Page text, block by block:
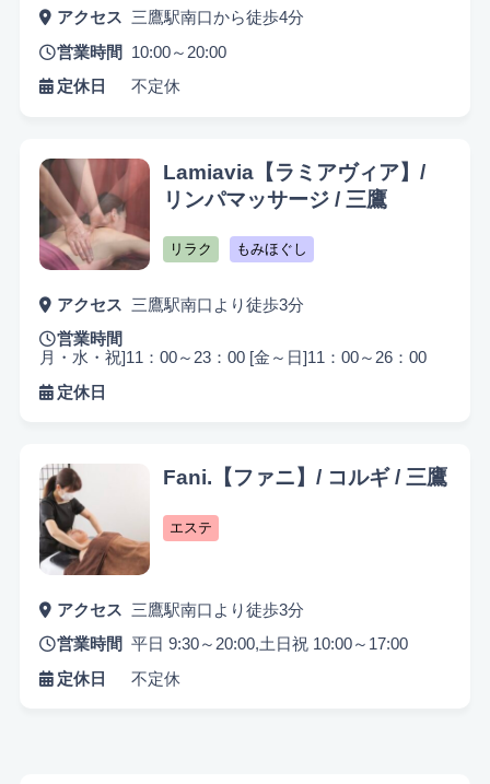
アクセス 三鷹駅南口から徒歩4分
営業時間
10:00～20:00
定休日
不定休
Lamiavia【ラミアヴィア】/
リンパマッサージ / 三鷹
リラク もみほぐし
アクセス
三鷹駅南口より徒歩3分
営業時間
月・水・祝]11：00～23：00 [金～日]11：00～26：00
定休日
Fani.【ファニ】/ コルギ / 三鷹
エステ
アクセス
三鷹駅南口より徒歩3分
営業時間
平日 9:30～20:00,土日祝 10:00～17:00
定休日
不定休